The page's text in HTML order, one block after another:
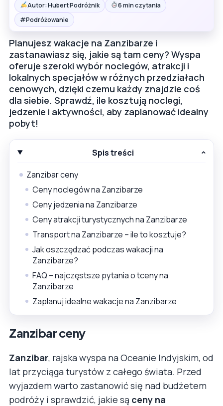
Autor: Hubert Podróżnik
6 min czytania
#Podróżowanie
Planujesz wakacje na Zanzibarze i
zastanawiasz się, jakie są tam ceny? Wyspa
oferuje szeroki wybór noclegów, atrakcji i
lokalnych specjałów w różnych przedziałach
cenowych, dzięki czemu każdy znajdzie coś
dla siebie. Sprawdź, ile kosztują noclegi,
jedzenie i aktywności, aby zaplanować idealny
pobyt!
Spis treści
Zanzibar ceny
Ceny noclegów na Zanzibarze
Ceny jedzenia na Zanzibarze
Ceny atrakcji turystycznych na Zanzibarze
Transport na Zanzibarze – ile to kosztuje?
Jak oszczędzać podczas wakacji na
Zanzibarze?
FAQ – najczęstsze pytania o tceny na
Zanzibarze
Zaplanuj idealne wakacje na Zanzibarze
Zanzibar ceny
Zanzibar, rajska wyspa na Oceanie Indyjskim, od
lat przyciąga turystów z całego świata. Przed
wyjazdem warto zastanowić się nad budżetem
podróży i sprawdzić, jakie są ceny na